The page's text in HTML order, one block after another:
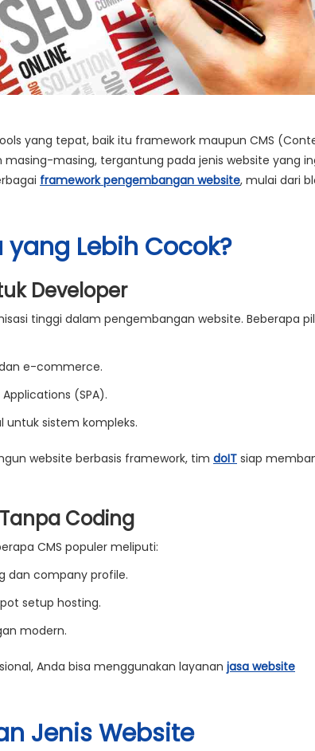
yang tepat, baik itu framework maupun CMS
masing-masing, tergantung pada jenis website yang
frameworkpengembangan website, mulai dari
yang Lebih Cocok?
Developer
tinggi dalam pengembangan website. Beberapa
e-commerce.
(SPA).
untuk sistem kompleks.
website berbasis framework, tim doIT siap
Coding
CMS populer meliputi:
dan company profile.
setup hosting.
modern.
Anda bisa menggunakan layanan jasa website
Jenis Website